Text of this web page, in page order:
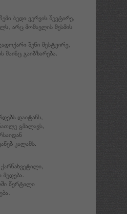
ბედი ვერვის შევტირე,
არც მომავლის მესმის
შენი მესტვირე,
მაინც გაიბზარება.
დაიტანს,
გმალავს,
კალამს.
მედება.
წერტილი